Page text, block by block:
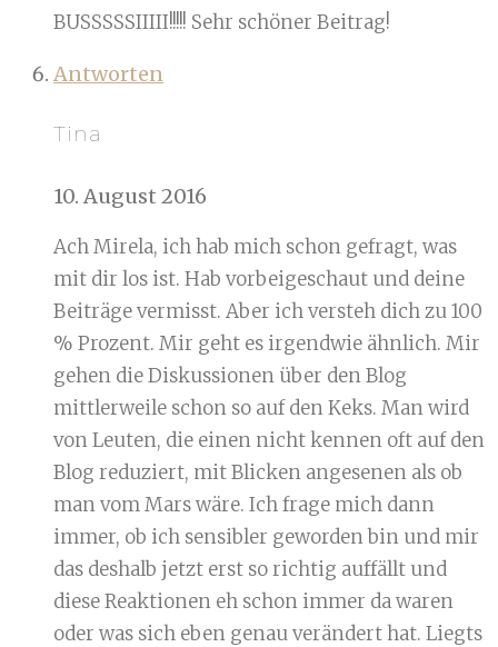
BUSSSSSIIIII!!!!! Sehr schöner Beitrag!
Antworten
Tina
10. August 2016
Ach Mirela, ich hab mich schon gefragt, was
mit dir los ist. Hab vorbeigeschaut und deine
Beiträge vermisst. Aber ich versteh dich zu 100
% Prozent. Mir geht es irgendwie ähnlich. Mir
gehen die Diskussionen über den Blog
mittlerweile schon so auf den Keks. Man wird
von Leuten, die einen nicht kennen oft auf den
Blog reduziert, mit Blicken angesenen als ob
man vom Mars wäre. Ich frage mich dann
immer, ob ich sensibler geworden bin und mir
das deshalb jetzt erst so richtig auffällt und
diese Reaktionen eh schon immer da waren
oder was sich eben genau verändert hat. Liegts